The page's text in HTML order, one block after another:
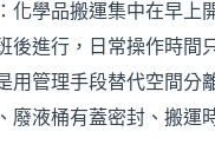
化學品搬運集中在早上
後進行，日常操作時間
用管理手段替代空間分
液桶有蓋密封、搬運